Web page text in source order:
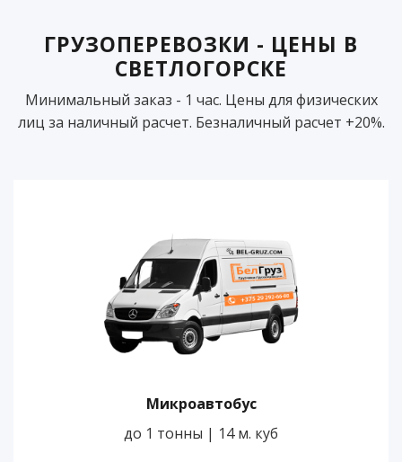
ГРУЗОПЕРЕВОЗКИ - ЦЕНЫ В
СВЕТЛОГОРСКЕ
Минимальный заказ - 1 час. Цены для физических
лиц за наличный расчет. Безналичный расчет +20%.
Микроавтобус
до 1 тонны | 14 м. куб